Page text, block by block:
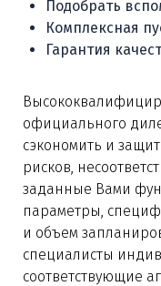
Подобрать
Комплексная
Гарантия
официального
сэкономить и
рисков,
заданные Вами
параметры,
и объем
специалисты
соответствующие